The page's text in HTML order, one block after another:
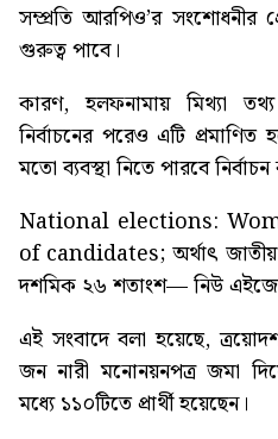
সম্প্রতি আরপিও’র সংশোধনীর
গুরুত্ব পাবে।
কারণ, হলফনামায় মিথ্যা তথ্য
নির্বাচনের পরেও এটি
মতো ব্যবস্থা নিতে পারবে
National elections:
of candidates; অর্থাৎ জাতীয়
দশমিক ২৬ শতাংশ— নিউ এইজের
এই সংবাদে বলা হয়েছে,
জন নারী মনোনয়নপত্র জমা
মধ্যে ১১০টিতে প্রার্থী হয়েছেন।